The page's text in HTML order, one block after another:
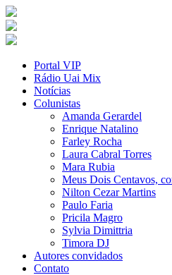
Portal VIP
Rádio Uai Mix
Notícias
Colunistas
Amanda Gerardel
Enrique Natalino
Farley Rocha
Laura Cabral Torres
Mara Rubia
Meus Dois Centavos,
Nilton Cezar Martins
Paulo Faria
Pricila Magro
Sylvia Dimittria
Timora DJ
Autores convidados
Contato